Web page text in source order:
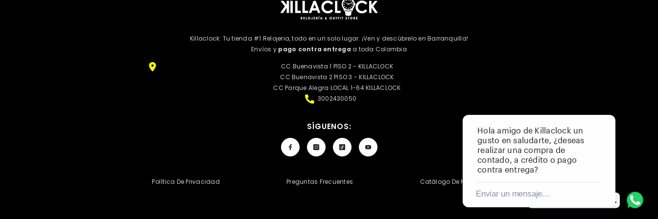
Killaclock: Tu tienda #1 Relojeria, todo en un solo lugar. ¡Ven y descúbrelo en Barranquilla!
Envíos y pago contra entrega a toda Colombia
CC Buenavista 1 PISO 2 - KILLACLOCK
CC Buenavista 2 PISO 3 - KILLACLOCK
CC Parque Alegra LOCAL 1-64 KILLACLOCK
3002430050
SÍGUENOS:
Política De Privacidad Preguntas Frecuentes Catálogo De Menor A Mayor
Despejo tus Dudas 👨‍💻
Hola amigo de Killaclock un
gusto en saludarte, ¿deseas
realizar una compra de
contado, a crédito o pago
contra entrega?
Enviar un mensaje...